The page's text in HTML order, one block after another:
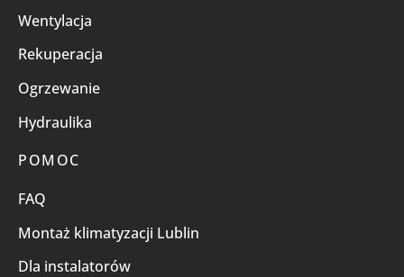
Wentylacja
Rekuperacja
Ogrzewanie
Hydraulika
POMOC
FAQ
Montaż klimatyzacji Lublin
Dla instalatorów